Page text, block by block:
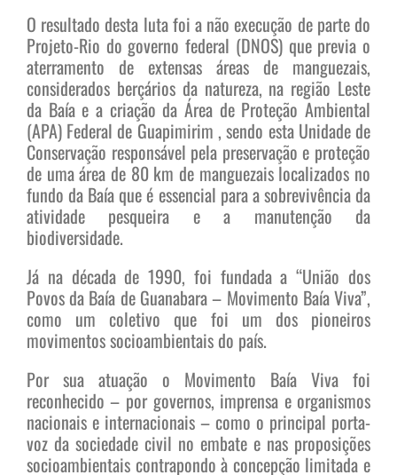
O resultado desta luta foi a não execução de parte do
Projeto-Rio do governo federal (DNOS) que previa o
aterramento de extensas áreas de manguezais,
considerados berçários da natureza, na região Leste
da Baía e a criação da Área de Proteção Ambiental
(APA) Federal de Guapimirim , sendo esta Unidade de
Conservação responsável pela preservação e proteção
de uma área de 80 km de manguezais localizados no
fundo da Baía que é essencial para a sobrevivência da
atividade pesqueira e a manutenção da
biodiversidade.
Já na década de 1990, foi fundada a “União dos
Povos da Baía de Guanabara – Movimento Baía Viva”,
como um coletivo que foi um dos pioneiros
movimentos socioambientais do país.
Por sua atuação o Movimento Baía Viva foi
reconhecido – por governos, imprensa e organismos
nacionais e internacionais – como o principal porta-
voz da sociedade civil no embate e nas proposições
socioambientais contrapondo à concepção limitada e